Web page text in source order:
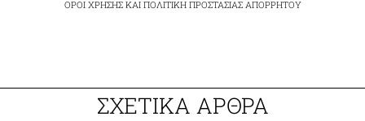
ΟΡΟΙ ΧΡΗΣΗΣΚΑΙ ΠΟΛΙΤΙΚΗ ΠΡΟΣΤΑΣΙΑΣ ΑΠΟΡΡΗΤΟΥ
ΣΧΕΤΙΚΑ ΑΡΘΡΑ